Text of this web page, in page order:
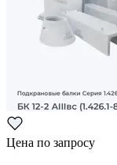
Цена по запросу